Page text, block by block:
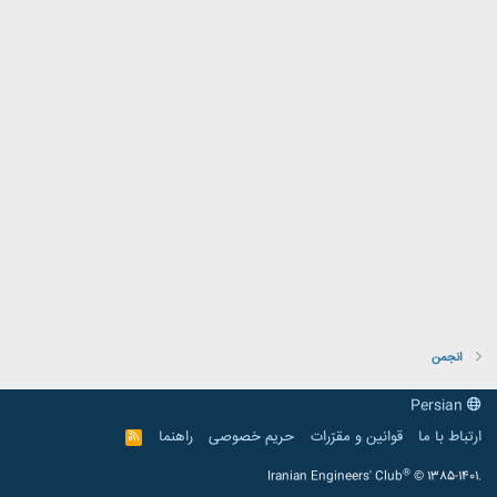
انجمن
ارتباط با ما
قوانین و مقرّرات حریم خصوصی راهنما
R
S
Iranian Engineers' Club® © 1385-1401.